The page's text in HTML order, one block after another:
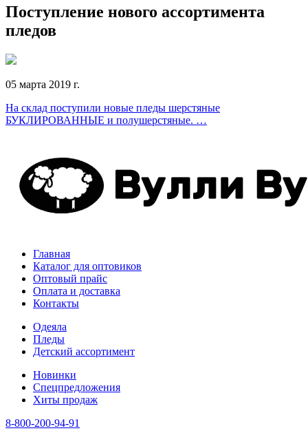
Поступление нового ассортимента
пледов
05 марта 2019 г.
На склад поступили новые пледы шерстяные
БУКЛИРОВАННЫЕ и полушерстяные. …
Главная
Каталог для оптовиков
Оптовый прайс
Оплата и доставка
Контакты
Одеяла
Пледы
Детский ассортимент
Новинки
Спецпредложения
Хиты продаж
8-800-200-94-91